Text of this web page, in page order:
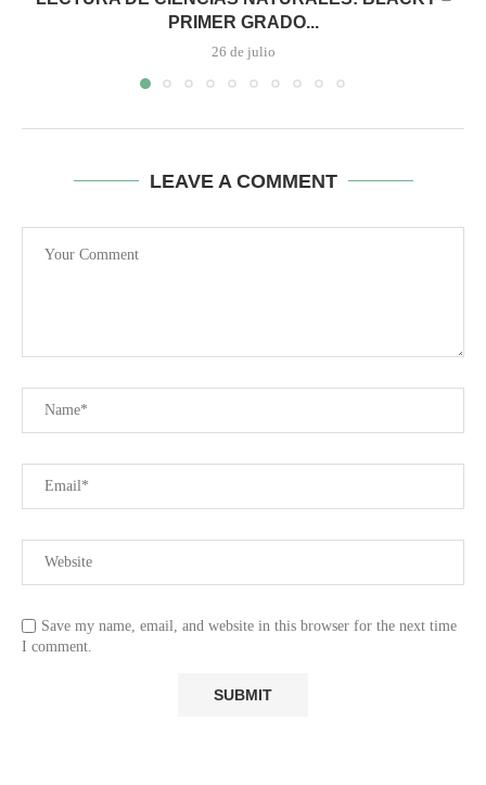
PRIMER GRADO...
26 de julio
LEAVE A COMMENT
Save my name, email, and website in this browser for the next time
I comment.